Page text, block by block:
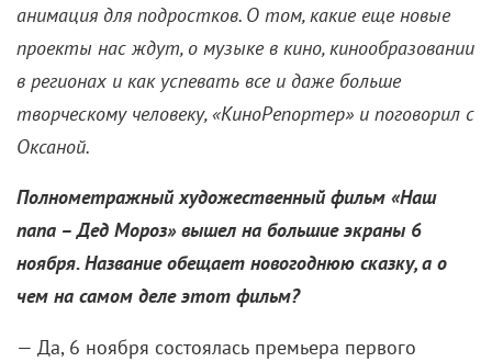
анимация для подростков. О том, какие еще новые
проекты нас ждут, о музыке в кино, кинообразовании
в регионах и как успевать все и даже больше
творческому человеку, «КиноРепортер» и поговорил с
Оксаной.
Полнометражный художественный фильм «Наш
папа – Дед Мороз» вышел на большие экраны 6
ноября. Название обещает новогоднюю сказку, а о
чем на самом деле этот фильм?
— Да, 6 ноября состоялась премьера первого